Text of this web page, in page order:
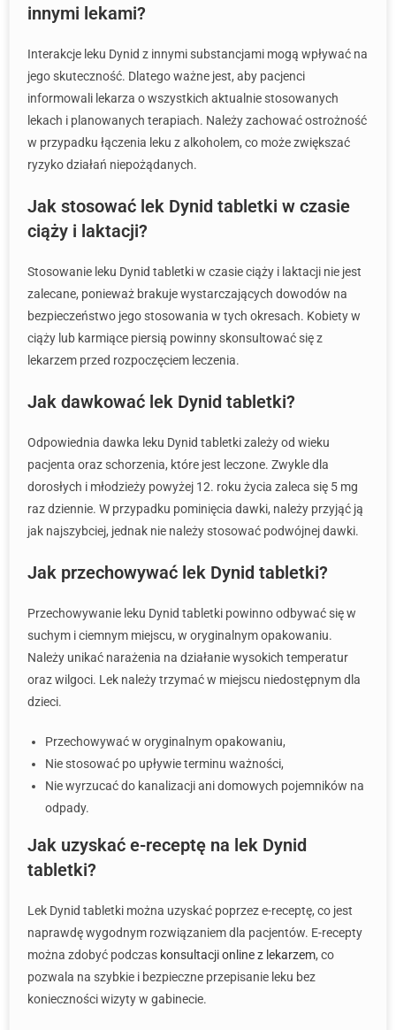
innymi lekami?
Interakcje leku Dynid z innymi substancjami mogą wpływać na
jego skuteczność. Dlatego ważne jest, aby pacjenci
informowali lekarza o wszystkich aktualnie stosowanych
lekach i planowanych terapiach. Należy zachować ostrożność
w przypadku łączenia leku z alkoholem, co może zwiększać
ryzyko działań niepożądanych.
Jak stosować lek Dynid tabletki w czasie
ciąży i laktacji?
Stosowanie leku Dynid tabletki w czasie ciąży i laktacji nie jest
zalecane, ponieważ brakuje wystarczających dowodów na
bezpieczeństwo jego stosowania w tych okresach. Kobiety w
ciąży lub karmiące piersią powinny skonsultować się z
lekarzem przed rozpoczęciem leczenia.
Jak dawkować lek Dynid tabletki?
Odpowiednia dawka leku Dynid tabletki zależy od wieku
pacjenta oraz schorzenia, które jest leczone. Zwykle dla
dorosłych i młodzieży powyżej 12. roku życia zaleca się 5 mg
raz dziennie. W przypadku pominięcia dawki, należy przyjąć ją
jak najszybciej, jednak nie należy stosować podwójnej dawki.
Jak przechowywać lek Dynid tabletki?
Przechowywanie leku Dynid tabletki powinno odbywać się w
suchym i ciemnym miejscu, w oryginalnym opakowaniu.
Należy unikać narażenia na działanie wysokich temperatur
oraz wilgoci. Lek należy trzymać w miejscu niedostępnym dla
dzieci.
Przechowywać w oryginalnym opakowaniu,
Nie stosować po upływie terminu ważności,
Nie wyrzucać do kanalizacji ani domowych pojemników na
odpady.
Jak uzyskać e-receptę na lek Dynid
tabletki?
Lek Dynid tabletki można uzyskać poprzez e-receptę, co jest
naprawdę wygodnym rozwiązaniem dla pacjentów. E-recepty
można zdobyć podczas konsultacji online z lekarzem, co
pozwala na szybkie i bezpieczne przepisanie leku bez
konieczności wizyty w gabinecie.